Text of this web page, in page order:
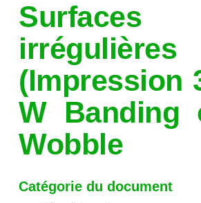
Surfaces
irrégulières
(Impression
W Banding
Wobble
Catégorie du document